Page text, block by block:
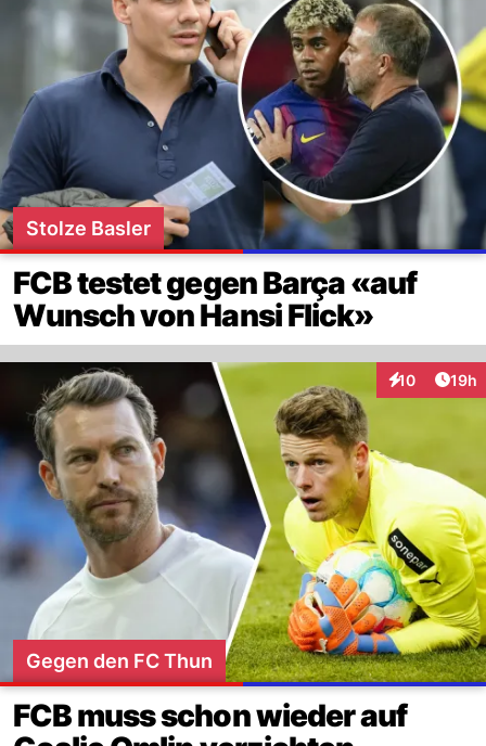
Stolze Basler
FCB testet gegen Barça «auf
Wunsch von Hansi Flick»
10
Interaktionen
19h
Gegen den FC Thun
FCB muss schon wieder auf